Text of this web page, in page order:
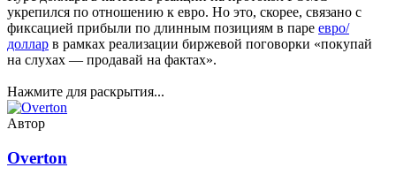
укрепился по отношению к евро. Но это, скорее, связано с
фиксацией прибыли по длинным позициям в паре евро/
доллар в рамках реализации биржевой поговорки «покупай
на слухах — продавай на фактах».
Нажмите для раскрытия...
Автор
Overton